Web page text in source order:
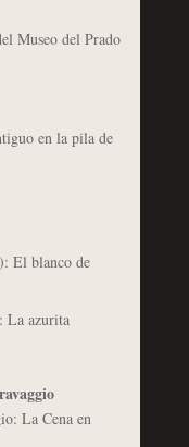
Museo del Prado
en la pila de
El blanco de
La azurita
La Cena en